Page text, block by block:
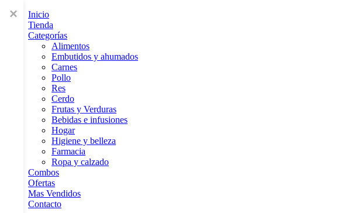
Inicio
Tienda
Categorías
Alimentos
Embutidos y ahumados
Carnes
Pollo
Res
Cerdo
Frutas y Verduras
Bebidas e infusiones
Hogar
Higiene y belleza
Farmacia
Ropa y calzado
Combos
Ofertas
Mas Vendidos
Contacto
×